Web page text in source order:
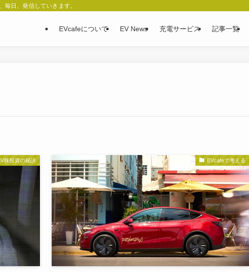
日、発信していきます。
EVcafeについて EV News 充電サービス 記事一覧
株投資の秘訣 EVcafeで考える